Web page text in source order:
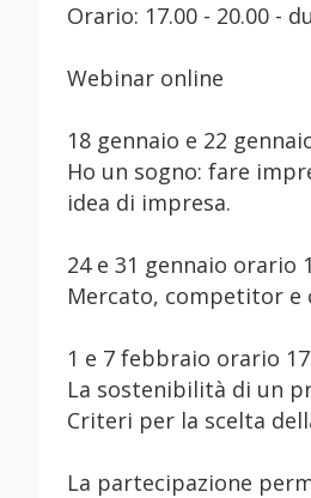
Orario: 17.00 - 20.00 -
Webinar online
18 gennaio e 22
Ho un sogno: fare
idea di impresa.
24 e 31 gennaio orario
Mercato, competitor e
1 e 7 febbraio orario
La sostenibilità di un
Criteri per la scelta
La partecipazione